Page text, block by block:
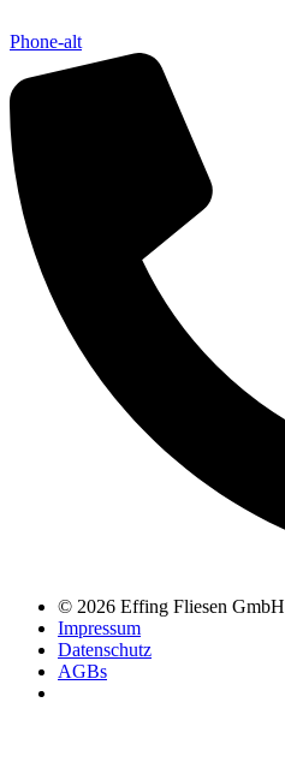
Phone-alt
© 2026 Effing Fliesen GmbH
Impressum
Datenschutz
AGBs